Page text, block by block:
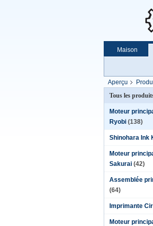
Maison
Aperçu
Tous les
Moteur
Ryobi (138)
Shinohara Ink
Moteur
Sakurai (42)
Assemblée
(64)
Imprimante
Moteur